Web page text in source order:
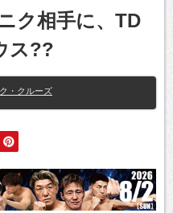
ク相手に、TD
ス??
・クルーズ